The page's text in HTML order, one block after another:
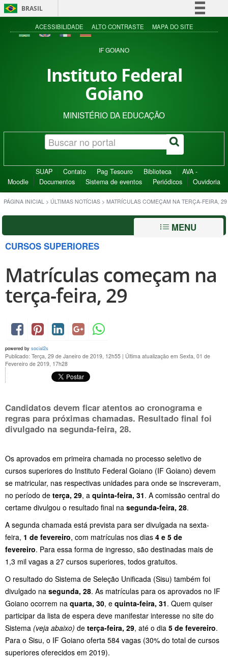
BRASIL
Simplifique!
Acesso à informação
ACESSIBILIDADE ALTO CONTRASTE MAPA DO SITE
IF GOIANO
Instituto Federal
Goiano
MINISTÉRIO DA EDUCAÇÃO
SUAP Contato Pag Tesouro Biblioteca
AVA -
Moodle
Documentos Sistema de eventos Periódicos Ouvidoria
PÁGINA INICIAL > ÚLTIMAS NOTÍCIAS > MATRÍCULAS COMEÇAM NA TERÇA-FEIRA, 29
MENU
CURSOS SUPERIORES
Matrículas começam na
terça-feira, 29
powered by social2s
Publicado: Terça, 29 de Janeiro de 2019, 12h55 | Última atualização em Sexta, 01 de
Fevereiro de 2019, 17h28
Candidatos devem ficar atentos ao cronograma e
regras para próximas chamadas. Resultado final foi
divulgado na segunda-feira, 28.
Os aprovados em primeira chamada no processo seletivo de
cursos superiores do Instituto Federal Goiano (IF Goiano) devem
se matricular, nas respectivas unidades para onde se inscreveram,
no período de terça, 29, a quinta-feira, 31. A comissão central do
certame divulgou o resultado final na segunda-feira, 28.
A segunda chamada está prevista para ser divulgada na sexta-
feira, 1 de fevereiro, com matrículas nos dias 4 e 5 de
fevereiro. Para essa forma de ingresso, são destinadas mais de
1,3 mil vagas a 27 cursos superiores, todos gratuitos.
O resultado do Sistema de Seleção Unificada (Sisu) também foi
divulgado na segunda, 28. As matrículas para os aprovados no IF
Goiano ocorrem na quarta, 30, e quinta-feira, 31. Quem quiser
participar da lista de espera deve manifestar interesse no site do
Sistema (veja abaixo) de terça-feira, 29, até o dia 5 de fevereiro.
Para o Sisu, o IF Goiano oferta 584 vagas (30% do total de cursos
superiores oferecidos em 2019).